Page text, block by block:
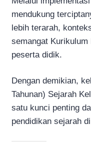
mendukung
lebih terarah,
semangat
peserta didik.
Dengan demikian,
Tahunan) Sejarah
satu kunci penting
pendidikan sejarah